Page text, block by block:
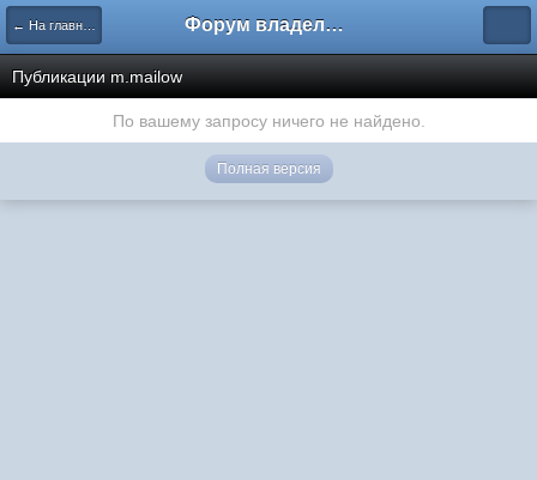
← На главную Форум владельцев интернет-магазинов
Публикации m.mailow
По вашему запросу ничего не найдено.
Полная версия